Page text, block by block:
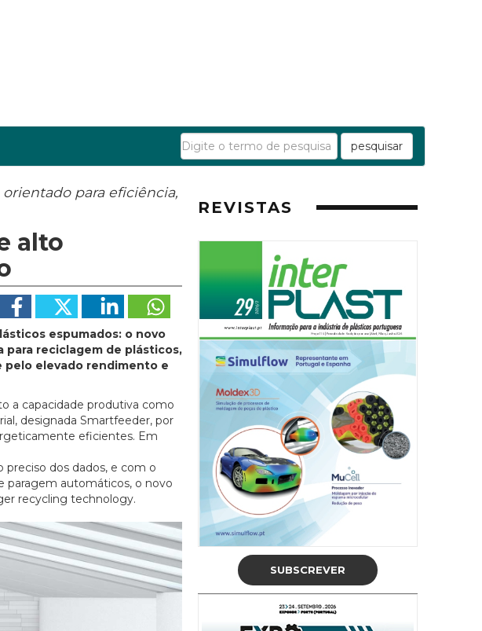
pesquisar
para eficiência,
alto
espumados: o novo
para reciclagem de plásticos,
pelo elevado rendimento e
a capacidade produtiva como
designada Smartfeeder, por
eficientes. Em
dos dados, e com o
paragem automáticos, o novo
recycling technology.
REVISTAS
SUBSCREVER